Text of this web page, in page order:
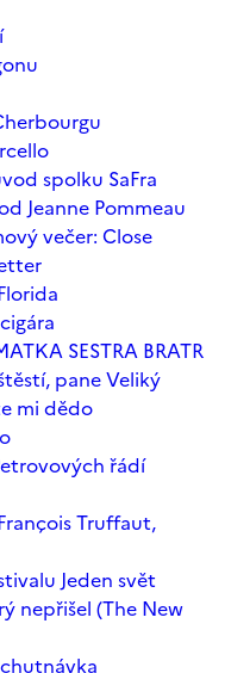
spolku SaFra
Jeanne Pommeau
večer: Close
SESTRA BRATR
pane Veliký
mi dědo
řádí
Truffaut,
Jeden svět
nepřišel (The New